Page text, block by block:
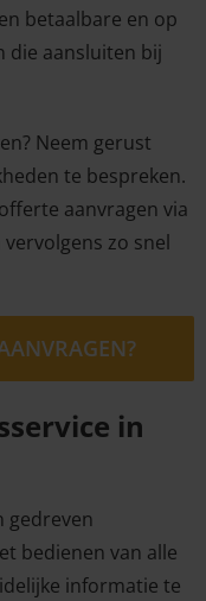
betaalbare en op
die aansluiten bij
Neem gerust
te bespreken.
aanvragen via
zo snel
in
gedreven
bedienen van alle
informatie te